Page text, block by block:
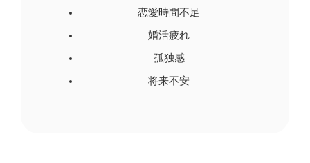
恋愛時間不足
婚活疲れ
孤独感
将来不安